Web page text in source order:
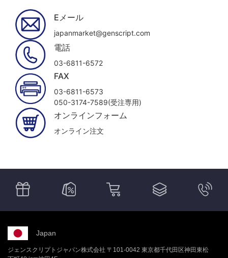
Eメール
japanmarket@genscript.com
電話
03-6811-6572
FAX
03-6811-6573
050-3174-7589(受注専用)
オンラインフォーム
オンライン注文
Japan
ジェンスクリプトジャパン株式会社 〒101-0042 東京都千代田区神田東松